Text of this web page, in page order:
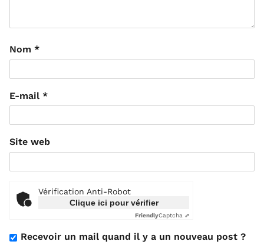
Nom *
E-mail *
Site web
Vérification Anti-Robot
Clique ici pour vérifier
FriendlyCaptcha ⇗
Recevoir un mail quand il y a un nouveau post ?